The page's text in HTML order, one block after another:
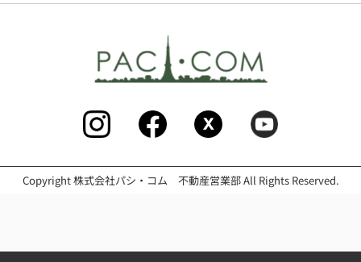
Copyright 株式会社パシ・コム 不動産営業部 All Rights Reserved.